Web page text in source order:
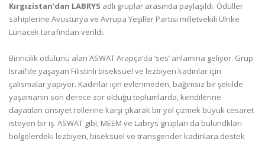
Kırgızistan’dan LABRYS adlı gruplar arasında paylaşıldı. Ödüller
sahiplerine Avusturya ve Avrupa Yeşiller Partisi milletvekili Ulrike
Lunacek tarafından verildi.
Birincilik ödülünü alan ASWAT Arapça’da ‘ses’ anlamına geliyor. Grup
Israil’de yaşayan Filistinli biseksüel ve lezbiyen kadınlar için
çalısmalar yapıyor. Kadınlar için evlenmeden, bağımsız bir şekilde
yaşamanın son derece zor olduğu toplumlarda, kendilerine
dayatılan cinsiyet rollerine karşı çıkarak bir yol çizmek büyük cesaret
isteyen bir iş. ASWAT gibi, MEEM ve Labrys grupları da bulundkları
bölgelerdeki lezbiyen, biseksüel ve transgender kadınlara destek